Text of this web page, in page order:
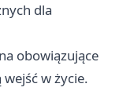
dla
obowiązujące
w życie.